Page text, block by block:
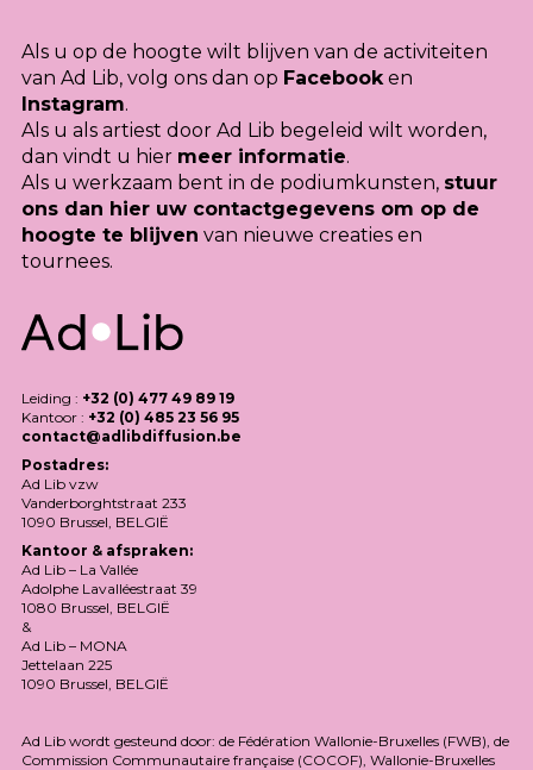
Als u op de hoogte wilt blijven van de activiteiten
van Ad Lib, volg ons dan op Facebooken
Instagram.
Als u als artiest door Ad Lib begeleid wilt worden,
dan vindt u hier meer informatie.
Als u werkzaam bent in de podiumkunsten, stuur
ons dan hier uw contactgegevens om op de
hoogte te blijven van nieuwe creaties en
tournees.
Leiding : +32 (0) 477 49 89 19
Kantoor : +32 (0) 485 23 56 95
contact@adlibdiffusion.be
Postadres:
Ad Lib vzw
Vanderborghtstraat 233
1090 Brussel, BELGIË
Kantoor & afspraken:
Ad Lib – La Vallée
Adolphe Lavalléestraat 39
1080 Brussel, BELGIË
&
Ad Lib – MONA
Jettelaan 225
1090 Brussel, BELGIË
Ad Lib wordt gesteund door: de Fédération Wallonie-Bruxelles (FWB), de
Commission Communautaire française (COCOF), Wallonie-Bruxelles